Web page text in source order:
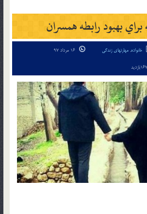
خانواده, مهارتهای زندگی